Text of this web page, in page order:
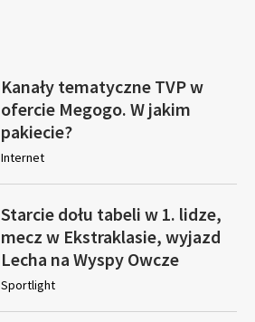
Kanały tematyczne TVP w
ofercie Megogo. W jakim
pakiecie?
Internet
Starcie dołu tabeli w 1. lidze,
mecz w Ekstraklasie, wyjazd
Lecha na Wyspy Owcze
Sportlight